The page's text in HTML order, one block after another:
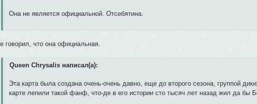
Она не является официальной. Отсебятина.
говорил, что она официальная.
Queen Chrysalis написал(а):
Эта карта была создана очень-очень давно, еще до второго сезона, группой
карте лепили такой фанф, что-де в его истории сто тысяч лет назад жил да бы